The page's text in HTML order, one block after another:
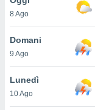
è
al sito
di
ci
di
8 Ago
Domani
9 Ago
Lunedì
10 Ago